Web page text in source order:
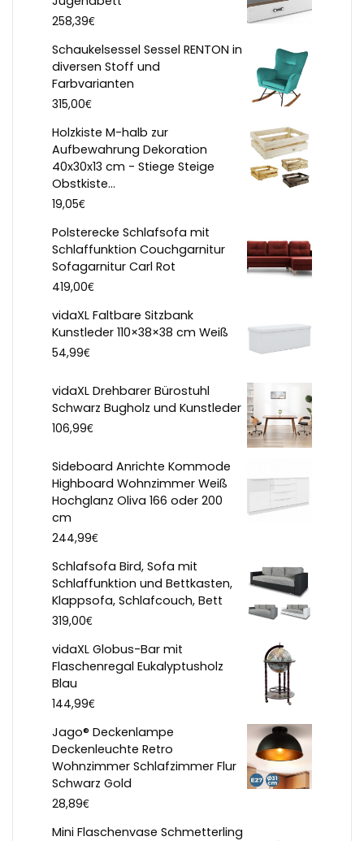
258,39€
Schaukelsessel Sessel RENTON in
diversen Stoff und
Farbvarianten
315,00€
Holzkiste M-halb zur
Aufbewahrung Dekoration
40x30x13 cm - Stiege Steige
Obstkiste...
19,05€
Polsterecke Schlafsofa mit
Schlaffunktion Couchgarnitur
Sofagarnitur Carl Rot
419,00€
vidaXL Faltbare Sitzbank
Kunstleder 110×38×38 cm Weiß
54,99€
vidaXL Drehbarer Bürostuhl
Schwarz Bugholz und Kunstleder
106,99€
Sideboard Anrichte Kommode
Highboard Wohnzimmer Weiß
Hochglanz Oliva 166 oder 200
cm
244,99€
Schlafsofa Bird, Sofa mit
Schlaffunktion und Bettkasten,
Klappsofa, Schlafcouch, Bett
319,00€
vidaXL Globus-Bar mit
Flaschenregal Eukalyptusholz
Blau
144,99€
Jago® Deckenlampe
Deckenleuchte Retro
Wohnzimmer Schlafzimmer Flur
Schwarz Gold
28,89€
Mini Flaschenvase Schmetterling